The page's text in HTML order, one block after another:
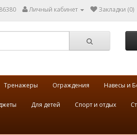
Личный кабинет Закладки (0)
Тренажеры Ограждения Навесы и
Для детей Спорт и отдых